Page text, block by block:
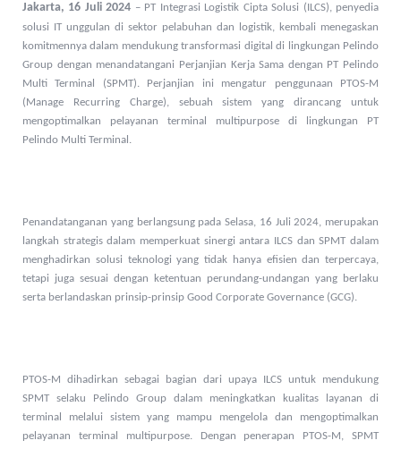
Jakarta, 16 Juli 2024 – PT Integrasi Logistik Cipta Solusi (ILCS), penyedia
solusi IT unggulan di sektor pelabuhan dan logistik, kembali menegaskan
komitmennya dalam mendukung transformasi digital di lingkungan Pelindo
Group dengan menandatangani Perjanjian Kerja Sama dengan PT Pelindo
Multi Terminal (SPMT). Perjanjian ini mengatur penggunaan PTOS-M
(Manage Recurring Charge), sebuah sistem yang dirancang untuk
mengoptimalkan pelayanan terminal multipurpose di lingkungan PT
Pelindo Multi Terminal.
Penandatanganan yang berlangsung pada Selasa, 16 Juli 2024, merupakan
langkah strategis dalam memperkuat sinergi antara ILCS dan SPMT dalam
menghadirkan solusi teknologi yang tidak hanya efisien dan terpercaya,
tetapi juga sesuai dengan ketentuan perundang-undangan yang berlaku
serta berlandaskan prinsip-prinsip Good Corporate Governance (GCG).
PTOS-M dihadirkan sebagai bagian dari upaya ILCS untuk mendukung
SPMT selaku Pelindo Group dalam meningkatkan kualitas layanan di
terminal melalui sistem yang mampu mengelola dan mengoptimalkan
pelayanan terminal multipurpose. Dengan penerapan PTOS-M, SPMT